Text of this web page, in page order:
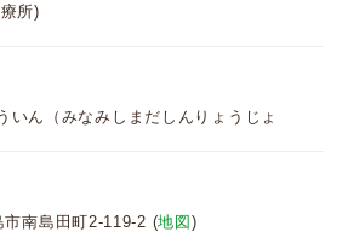
所)
いん（みなみしまだしんりょうじょ
南島田町2-119-2 (地図 )